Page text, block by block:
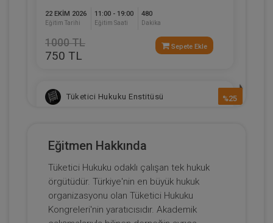
22 EKIM 2026
Eğitim Tarihi
11:00 - 19:00
Eğitim Saati
480
Dakika
1000 TL
750 TL
Sepete Ekle
%25
Tüketici Hukuku Enstitüsü
Eğitmen Hakkında
Tüketici Hukuku odaklı çalışan tek hukuk
örgütüdür. Türkiye'nin en büyük hukuk
organizasyonu olan Tüketici Hukuku
Kongreleri'nin yaratıcısıdır. Akademik